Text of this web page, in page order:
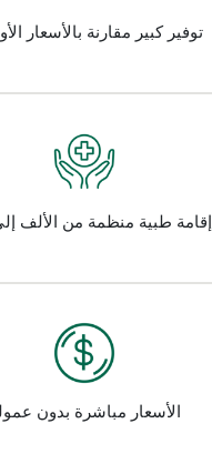
توفير كبير مقارنة بالأسعار
إقامة طبية منظمة من الألف
الأسعار مباشرة بدون